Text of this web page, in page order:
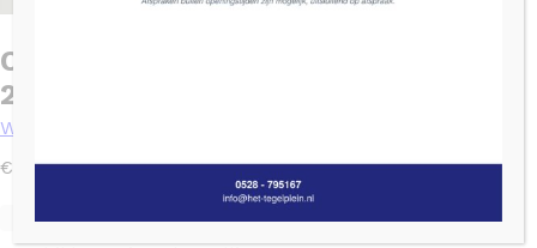
Cristacer Blanco Brillo Blanco –
25×40
Wandtegels
€ 19,95/ m2